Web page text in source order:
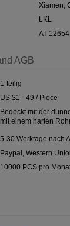
Xiamen,
LKL
AT-12654
AGB
1-teilig
US $1 - 49 / Piece
Bedeckt mit der
mit einem harten
5-30 Werktage nach
Paypal, Western
10000 PCS pro